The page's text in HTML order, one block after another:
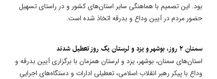
بود. این تصمیم با هماهنگی سایر استان‌های کشور و در راستای تسهیل
حضور مردم در آیین وداع و بدرقه اتخاذ شده است.
سمنان ۲ روز، بوشهر و یزد و لرستان یک روز تعطیل شدند
استان‌های سمنان، بوشهر، یزد و لرستان همزمان با برگزاری آیین بدرقه و
وداع با پیکر رهبر انقلاب اسلامی، تعطیلی ادارات و دستگاه‌های اجرایی